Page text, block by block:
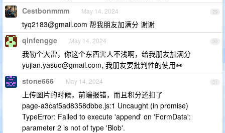
29
Cestbonmmm May 14, 2024
tyq2183@gmail.com 帮我朋友加满分 谢谢
30
qinfengge May 14, 2024
我勒个大雷，你这个东西害人不浅啊，给我朋友加满分
yujian.yasuo@gmail.com, 我朋友要批判性的使用👀
31
stone666 May 14, 2024
上传图片的时候，前端报错，而且积分还扣了
page-a3caf5ad8358dbbe.js:1 Uncaught (in promise)
TypeError: Failed to execute 'append' on 'FormData':
parameter 2 is not of type 'Blob'.